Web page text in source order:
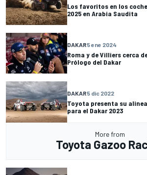
Los favoritos en los
2025 en Arabia Saudita
DAKAR5 ene 2024
Roma y de Villiers cerca
Prólogo del Dakar
DAKAR5 dic 2022
Toyota presenta su
para el Dakar 2023
More from
Toyota Gazoo